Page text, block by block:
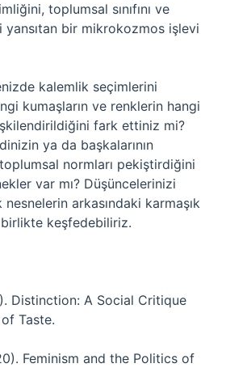
toplumsal sınıfını ve
bir mikrokozmos işlevi
kalemlik seçimlerini
kumaşların ve renklerin hangi
fark ettiniz mi?
ya da başkalarının
normları pekiştirdiğini
var mı? Düşüncelerinizi
arkasındaki karmaşık
birlikte keşfedebiliriz.
Distinction: A Social Critique
Taste.
Feminism and the Politics of